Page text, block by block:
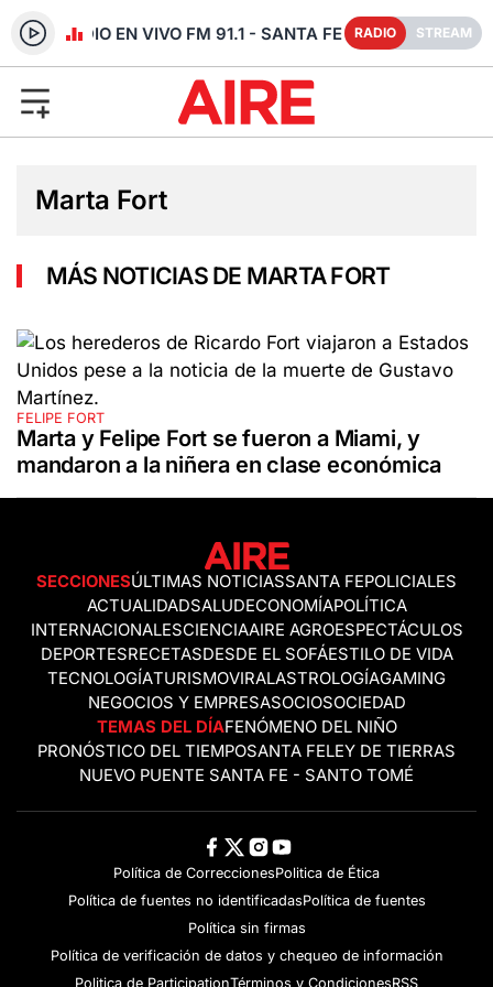
RADIO EN VIVO FM 91.1 - SANTA FE RADIO STREAM
Marta Fort
MÁS NOTICIAS DE MARTA FORT
FELIPE FORT
Marta y Felipe Fort se fueron a Miami, y
mandaron a la niñera en clase económica
SECCIONESÚLTIMAS NOTICIASSANTA FEPOLICIALES
ACTUALIDADSALUDECONOMÍAPOLÍTICA
INTERNACIONALESCIENCIAAIRE AGROESPECTÁCULOS
DEPORTESRECETASDESDE EL SOFÁESTILO DE VIDA
TECNOLOGÍATURISMOVIRALASTROLOGÍAGAMING
NEGOCIOS Y EMPRESASOCIOSOCIEDAD
TEMAS DEL DÍAFENÓMENO DEL NIÑO
PRONÓSTICO DEL TIEMPOSANTA FELEY DE TIERRAS
NUEVO PUENTE SANTA FE - SANTO TOMÉ
Política de CorreccionesPolitica de Ética
Política de fuentes no identificadasPolítica de fuentes
Política sin firmas
Política de verificación de datos y chequeo de información
Politica de ParticipationTérminos y CondicionesRSS